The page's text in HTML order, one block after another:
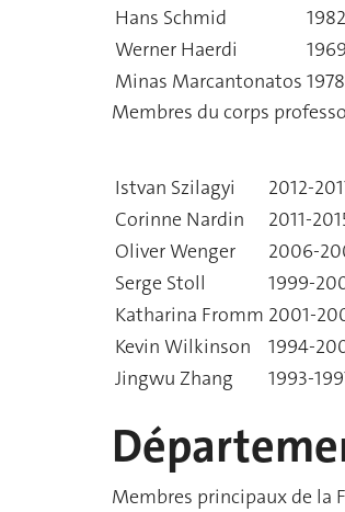
Hans Schmid
Werner Haerdi
Minas Marcantonatos
Membres du corps
Istvan Szilagyi
2012-
Corinne Nardin
2011-
Oliver Wenger
2006-
Serge Stoll
1999-
Katharina Fromm 2001-
Kevin Wilkinson
1994-
Jingwu Zhang
1993-
Membres principaux de la